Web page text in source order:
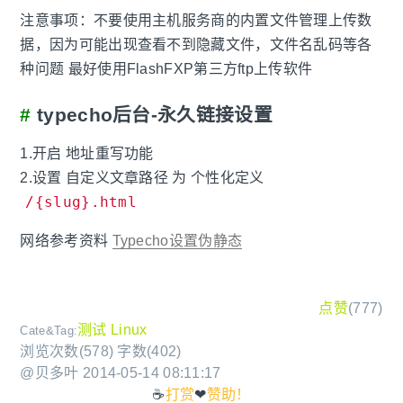
注意事项：不要使用主机服务商的内置文件管理上传数
据，因为可能出现查看不到隐藏文件，文件名乱码等各
种问题 最好使用FlashFXP第三方ftp上传软件
typecho后台-永久链接设置
1.开启 地址重写功能
2.设置 自定义文章路径 为 个性化定义
/{slug}.html
网络参考资料 Typecho设置伪静态
点赞(777)
Cate&Tag:测试 Linux
浏览次数(578) 字数(402)
@贝多叶 2014-05-14 08:11:17
☕打赏❤赞助！